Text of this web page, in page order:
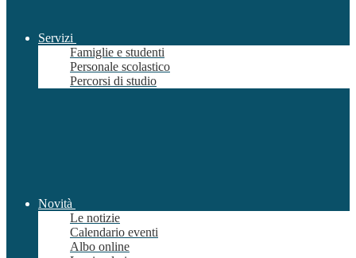
Servizi
Famiglie e studenti
Personale scolastico
Percorsi di studio
Novità
Le notizie
Calendario eventi
Albo online